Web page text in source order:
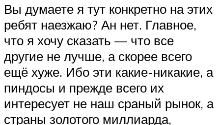
Вы думаете я тут конкретно на этих
ребят наезжаю? Ан нет. Главное,
что я хочу сказать — что все
другие не лучше, а скорее всего
ещё хуже. Ибо эти какие-никакие, а
пиндосы и прежде всего их
интересует не наш сраный рынок, а
страны золотого миллиарда,